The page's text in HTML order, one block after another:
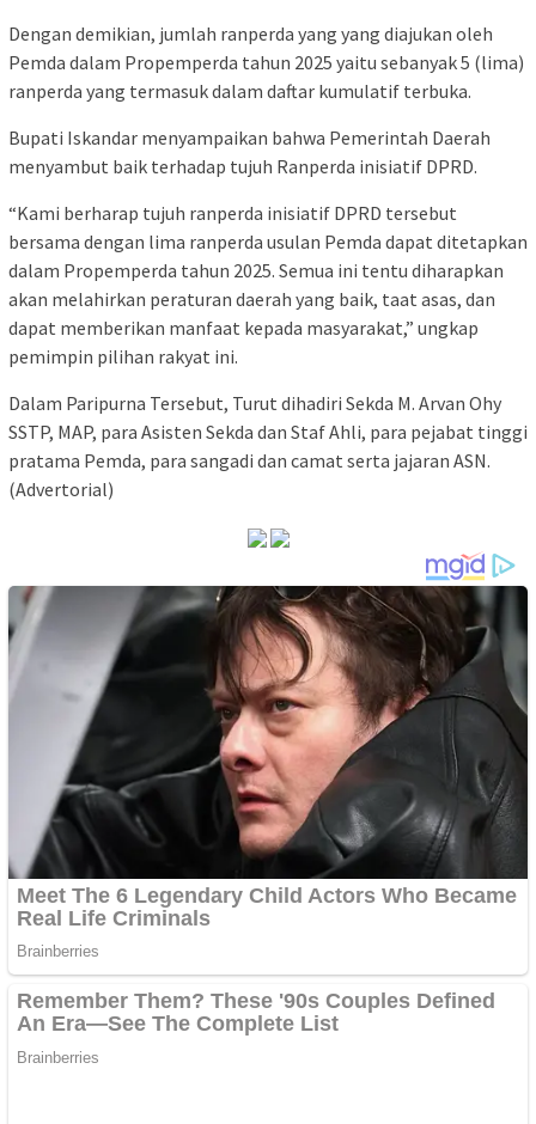
Dengan demikian, jumlah ranperda yang yang diajukan oleh
Pemda dalam Propemperda tahun 2025 yaitu sebanyak 5 (lima)
ranperda yang termasuk dalam daftar kumulatif terbuka.
Bupati Iskandar menyampaikan bahwa Pemerintah Daerah
menyambut baik terhadap tujuh Ranperda inisiatif DPRD.
“Kami berharap tujuh ranperda inisiatif DPRD tersebut
bersama dengan lima ranperda usulan Pemda dapat ditetapkan
dalam Propemperda tahun 2025. Semua ini tentu diharapkan
akan melahirkan peraturan daerah yang baik, taat asas, dan
dapat memberikan manfaat kepada masyarakat,” ungkap
pemimpin pilihan rakyat ini.
Dalam Paripurna Tersebut, Turut dihadiri Sekda M. Arvan Ohy
SSTP, MAP, para Asisten Sekda dan Staf Ahli, para pejabat tinggi
pratama Pemda, para sangadi dan camat serta jajaran ASN.
(Advertorial)